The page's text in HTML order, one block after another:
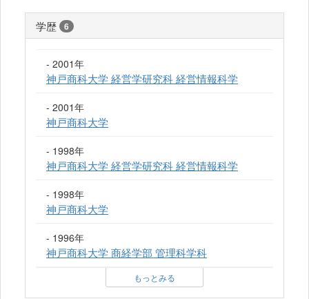
学歴 6
- 2001年
神戸商科大学 経営学研究科 経営情報科学
- 2001年
神戸商科大学
- 1998年
神戸商科大学 経営学研究科 経営情報科学
- 1998年
神戸商科大学
- 1996年
神戸商科大学 商経学部 管理科学科
もっとみる